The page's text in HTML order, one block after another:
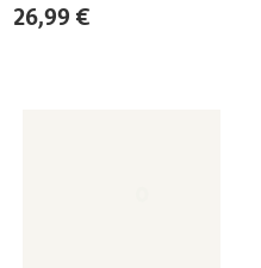
26,99 €